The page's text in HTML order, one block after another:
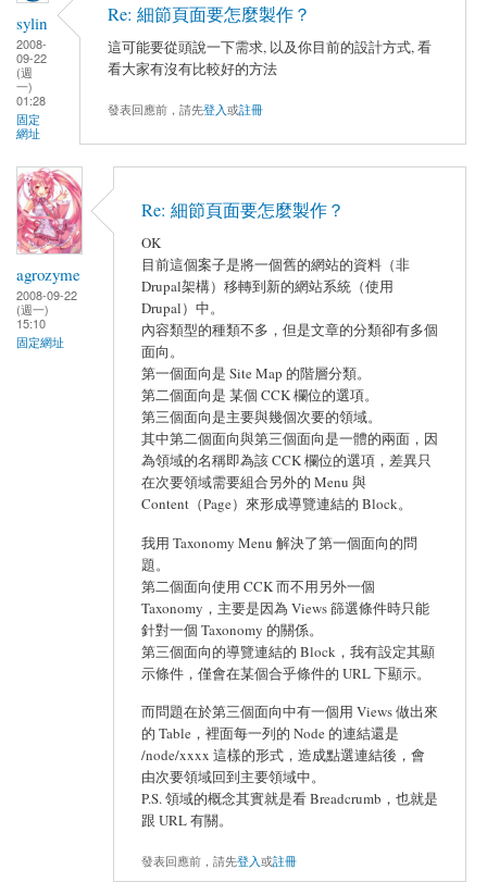
sylin
2008-
09-22
(週
一)
01:28
固定
網址
Re: 細節頁面要怎麼製作？
這可能要從頭說一下需求, 以及你目前的設計方式, 看
看大家有沒有比較好的方法
發表回應前，請先登入或註冊
agrozyme
2008-09-22
(週一)
15:10
固定網址
Re: 細節頁面要怎麼製作？
OK
目前這個案子是將一個舊的網站的資料（非
Drupal架構）移轉到新的網站系統（使用
Drupal）中。
內容類型的種類不多，但是文章的分類卻有多個
面向。
第一個面向是 Site Map 的階層分類。
第二個面向是 某個 CCK 欄位的選項。
第三個面向是主要與幾個次要的領域。
其中第二個面向與第三個面向是一體的兩面，因
為領域的名稱即為該 CCK 欄位的選項，差異只
在次要領域需要組合另外的 Menu 與
Content（Page）來形成導覽連結的 Block。
我用 Taxonomy Menu 解決了第一個面向的問
題。
第二個面向使用 CCK 而不用另外一個
Taxonomy，主要是因為 Views 篩選條件時只能
針對一個 Taxonomy 的關係。
第三個面向的導覽連結的 Block，我有設定其顯
示條件，僅會在某個合乎條件的 URL 下顯示。
而問題在於第三個面向中有一個用 Views 做出來
的 Table，裡面每一列的 Node 的連結還是
/node/xxxx 這樣的形式，造成點選連結後，會
由次要領域回到主要領域中。
P.S. 領域的概念其實就是看 Breadcrumb，也就是
跟 URL 有關。
發表回應前，請先登入或註冊